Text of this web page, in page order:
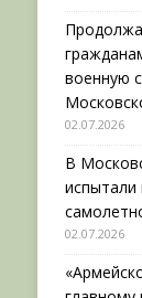
военную
02.07.2026
В
испытали
02.07.2026